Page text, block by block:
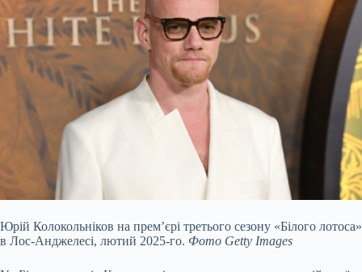
Юрій Колокольніков на прем’єрі третього сезону «Білого лотоса»
в Лос-Анджелесі, лютий 2025-го. Фото Getty Images